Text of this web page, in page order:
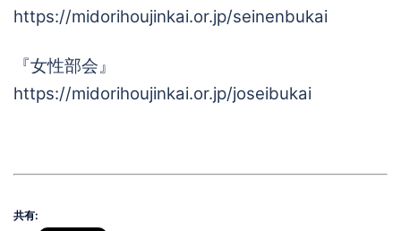
https://midorihoujinkai.or.jp/seinenbukai
『女性部会』
https://midorihoujinkai.or.jp/joseibukai
共有: